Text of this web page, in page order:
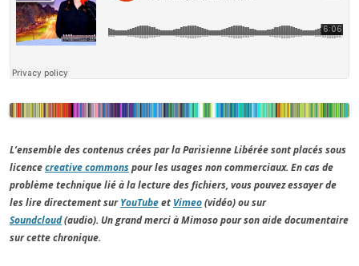
L’ensemble des contenus crées par la Parisienne Libérée sont placés sous
licencecreative commonspour les usages non commerciaux. En cas de
problème technique lié à la lecture des fichiers, vous pouvez essayer de
les lire directement surYouTubeet Vimeo(vidéo) ou sur
Soundcloud(audio). Un grand merci à Mimoso pour son aide documentaire
sur cette chronique.